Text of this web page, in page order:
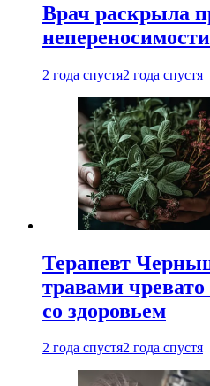
Врач раскрыла
2 года спустя2 года спустя
Терапевт
травами
со здоровьем
2 года спустя2 года спустя